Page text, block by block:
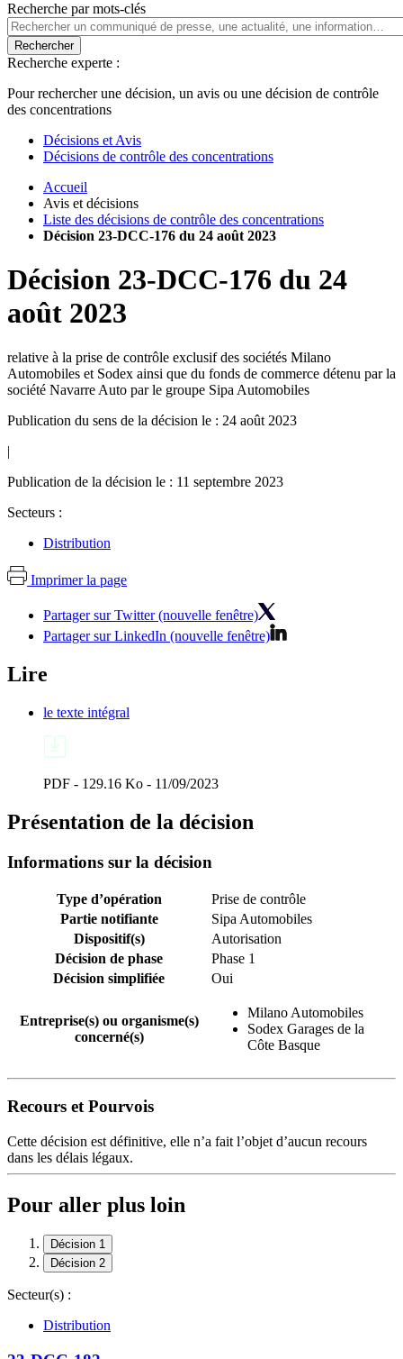
Recherche par mots-clés
Rechercher
Recherche experte :
Pour rechercher une décision, un avis ou une décision de contrôle
des concentrations
Décisions et Avis
Décisions de contrôle des concentrations
Accueil
Avis et décisions
Liste des décisions de contrôle des concentrations
Décision 23-DCC-176 du 24 août 2023
Décision 23-DCC-176 du 24
août 2023
relative à la prise de contrôle exclusif des sociétés Milano
Automobiles et Sodex ainsi que du fonds de commerce détenu par la
société Navarre Auto par le groupe Sipa Automobiles
Publication du sens de la décision le : 24 août 2023
|
Publication de la décision le : 11 septembre 2023
Secteurs :
Distribution
Imprimer la page
Partager sur Twitter (nouvelle fenêtre)
Partager sur LinkedIn (nouvelle fenêtre)
Lire
le texte intégral
PDF - 129.16 Ko - 11/09/2023
Présentation de la décision
Informations sur la décision
Type d’opération
Prise de contrôle
Partie notifiante
Sipa Automobiles
Dispositif(s)
Autorisation
Décision de phase
Phase 1
Décision simplifiée
Oui
Entreprise(s) ou organisme(s)
concerné(s)
Milano Automobiles
Sodex Garages de la
Côte Basque
Recours et Pourvois
Cette décision est définitive, elle n’a fait l’objet d’aucun recours
dans les délais légaux.
Pour aller plus loin
Décision 1
Décision 2
Secteur(s) :
Distribution